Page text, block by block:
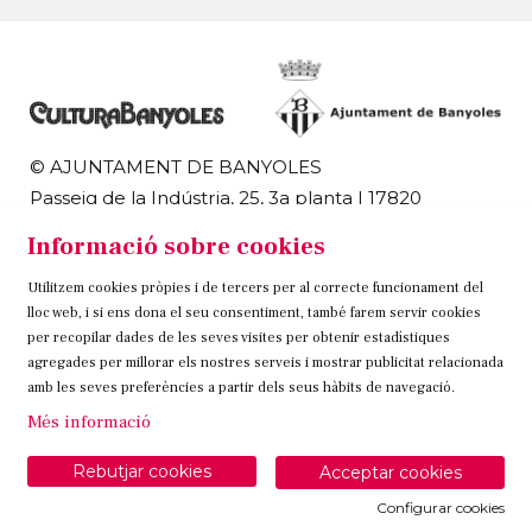
© AJUNTAMENT DE BANYOLES
Passeig de la Indústria, 25, 3a planta | 17820
972 58 18 48 | 972 57 00 50
Sitemap Avís Legal Ús de Cookies Contacteu
Link a instagram
Link a twitter
Link a facebook
Informació sobre cookies
Utilitzem cookies pròpies i de tercers per al correcte funcionament del
lloc web, i si ens dona el seu consentiment, també farem servir cookies
per recopilar dades de les seves visites per obtenir estadístiques
agregades per millorar els nostres serveis i mostrar publicitat relacionada
amb les seves preferències a partir dels seus hàbits de navegació.
Més informació
Acceptar cookies
Rebutjar cookies
Configurar cookies